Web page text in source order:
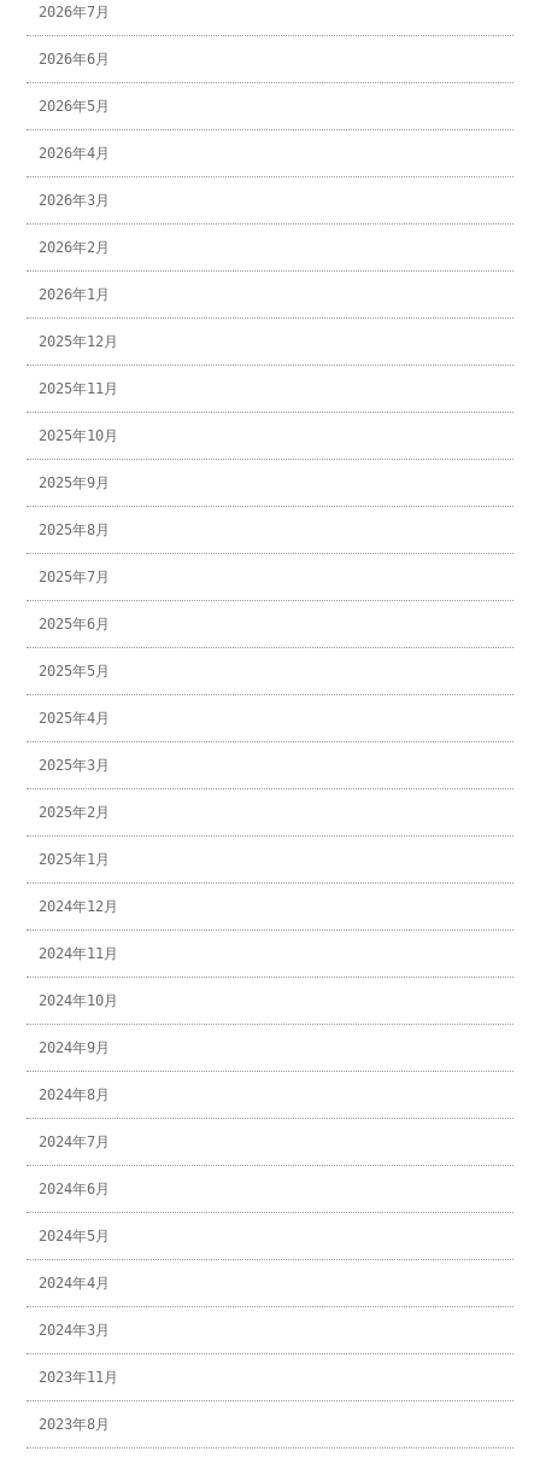
2026年7月
2026年6月
2026年5月
2026年4月
2026年3月
2026年2月
2026年1月
2025年12月
2025年11月
2025年10月
2025年9月
2025年8月
2025年7月
2025年6月
2025年5月
2025年4月
2025年3月
2025年2月
2025年1月
2024年12月
2024年11月
2024年10月
2024年9月
2024年8月
2024年7月
2024年6月
2024年5月
2024年4月
2024年3月
2023年11月
2023年8月